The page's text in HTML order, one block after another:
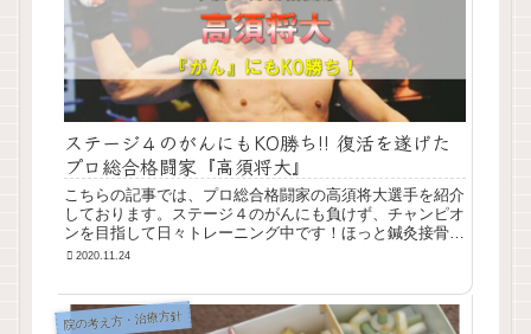
ステージ４のがんにもKO勝ち!! 復活を遂げた
プロ総合格闘家『高須将大』
こちらの記事では、プロ総合格闘家の高須将大選手を紹介
しております。ステージ４のがんにも負けず、チャンピオ
ンを目指して日々トレーニング中です！ほっと鍼灸接骨院
はそんな高須将大選手を応援しております。千葉県千葉市
も体のケアを行っているほっと鍼灸接骨院へご相談くださ
い。 | ほっと鍼灸接骨院の健康＆美容じゅく
2020.11.24
院の考え方・治療方針